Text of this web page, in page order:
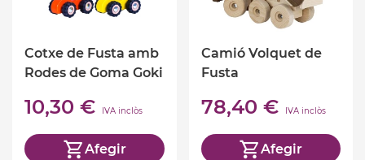
Cotxe de Fusta amb
Rodes de Goma Goki
10,30 € IVA inclòs
Afegir
Camió Volquet de
Fusta
78,40 € IVA inclòs
Afegir